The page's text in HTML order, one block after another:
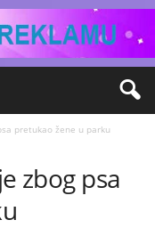
pretukao žene u parku
zbog psa